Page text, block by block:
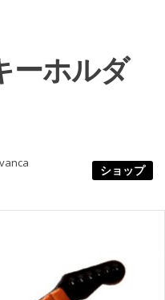
ーホルダ
ショップ
vanca